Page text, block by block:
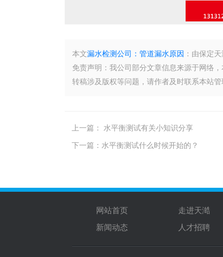
本文漏水检测公司：管道漏水原因 ：由保定
免责声明：我公司部分文章信息来源于网络
转稿涉及版权等问题，请作者及时联系本站
上一篇： 水平衡测试有关小知识分享
下一篇： 水平衡测试什么时候开始的？
网站首页
走进天澔
新闻动态
人才招聘